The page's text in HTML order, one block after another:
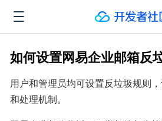
如何设置网易企业邮箱反
用户和管理员均可设置反垃圾规则
和处理机制。